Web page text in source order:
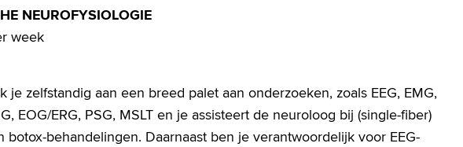
NEUROFYSIOLOGIE
week
je zelfstandig aan een breed palet aan onderzoeken, zoals EEG, EMG,
EOG/ERG, PSG, MSLT en je assisteert de neuroloog bij (single-fiber)
botox-behandelingen. Daarnaast ben je verantwoordelijk voor EEG-